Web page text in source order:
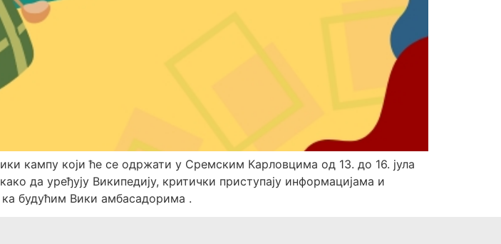
кампу који ће се одржати у Сремским Карловцима од 13. до 16. јула
да уређују Википедију, критички приступају информацијама и
будућим Вики амбасадорима .